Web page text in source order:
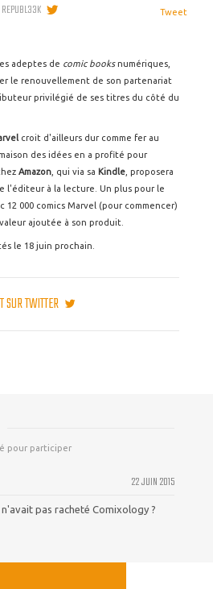
REPUBL33K Tweet
adeptes de comic booksnumériques,
le renouvellement de son partenariat
privilégié de ses titres du côté du
croit d'ailleurs dur comme fer au
des idées en a profité pour
Amazon , qui via sa Kindle , proposera
l'éditeur à la lecture. Un plus pour le
12 000 comics Marvel (pour commencer)
ajoutée à son produit.
le 18 juin prochain.
SUR TWITTER
pour participer
22 JUIN 2015
pas racheté Comixology ?